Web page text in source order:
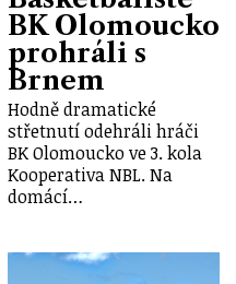
BK Olomoucko
prohráli s
Brnem
Hodně dramatické
střetnutí odehráli hráči
BK Olomoucko ve 3. kola
Kooperativa NBL. Na
domácí…